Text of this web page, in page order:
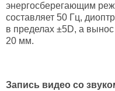
энергосберегающим
составляет 50 Гц,
в пределах ±5D, а
20 мм.
Запись видео со